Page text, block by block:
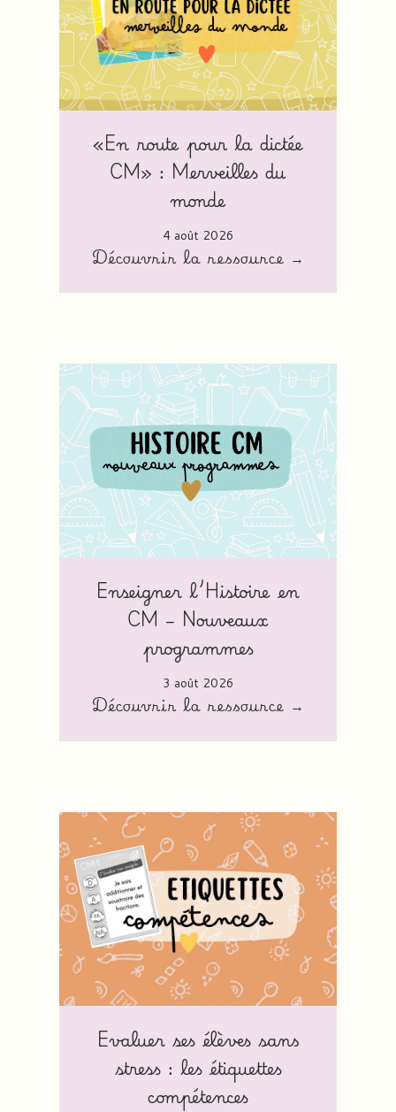
«En route pour la dictée
CM» : Merveilles du
monde
4 août 2026
Découvrir la ressource →
Enseigner l’Histoire en
CM – Nouveaux
programmes
3 août 2026
Découvrir la ressource →
Evaluer ses élèves sans
stress : les étiquettes
compétences